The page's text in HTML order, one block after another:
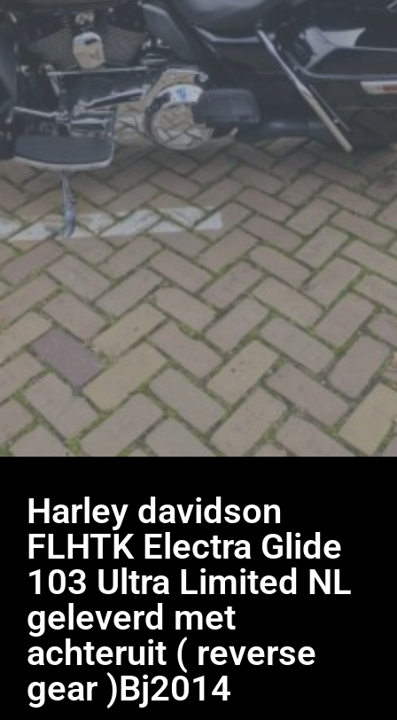
Harley davidson
FLHTK Electra Glide
103 Ultra Limited NL
geleverd met
achteruit ( reverse
gear )Bj2014